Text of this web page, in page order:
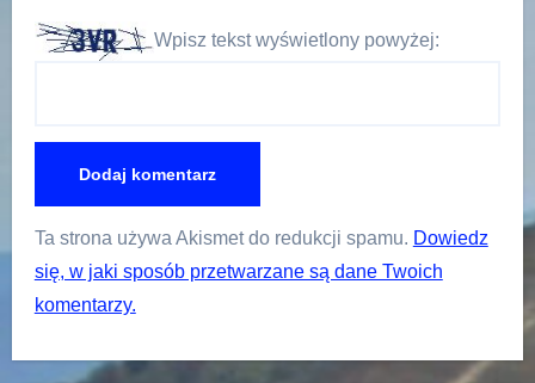
Wpisz tekst wyświetlony powyżej:
Ta strona używa Akismet do redukcji spamu. Dowiedz
się, w jaki sposób przetwarzane są dane Twoich
komentarzy.